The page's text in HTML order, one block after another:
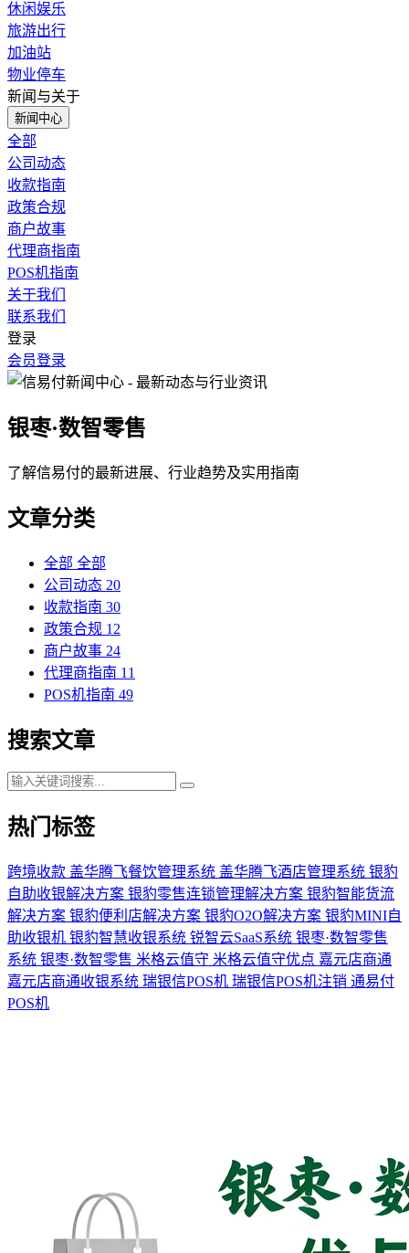
休闲娱乐
旅游出行
加油站
物业停车
新闻与关于
新闻中心
全部
公司动态
收款指南
政策合规
商户故事
代理商指南
POS机指南
关于我们
联系我们
登录
会员登录
银枣·数智零售
了解信易付的最新进展、行业趋势及实用指南
文章分类
全部 全部
公司动态 20
收款指南 30
政策合规 12
商户故事 24
代理商指南 11
POS机指南 49
搜索文章
热门标签
跨境收款 盖华腾飞餐饮管理系统 盖华腾飞酒店管理系统 银豹
自助收银解决方案 银豹零售连锁管理解决方案 银豹智能货流
解决方案 银豹便利店解决方案 银豹O2O解决方案 银豹MINI自
助收银机 银豹智慧收银系统 锐智云SaaS系统 银枣·数智零售
系统 银枣·数智零售 米格云值守 米格云值守优点 嘉元店商通
嘉元店商通收银系统 瑞银信POS机 瑞银信POS机注销 通易付
POS机